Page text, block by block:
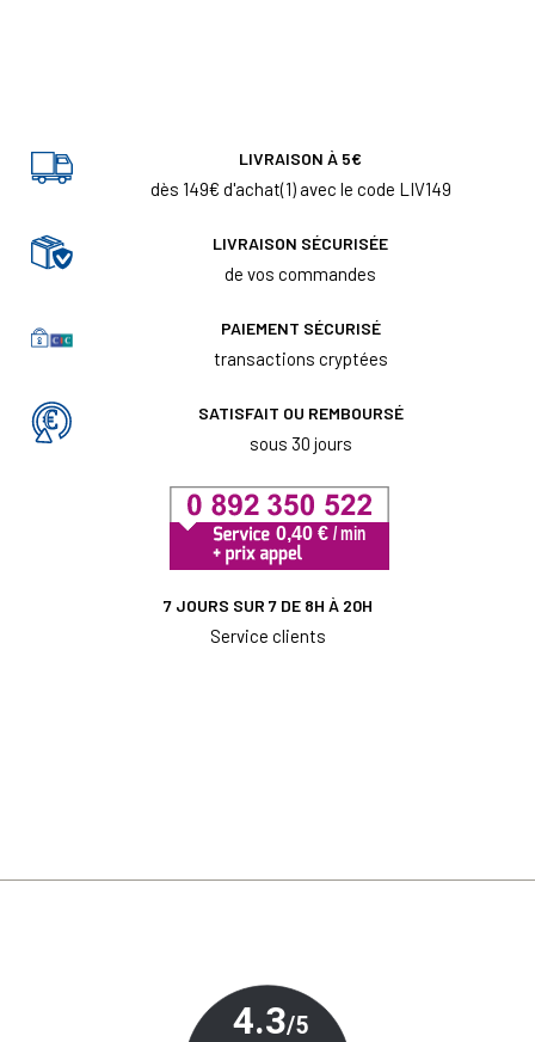
LIVRAISON À 5€
dès 149€ d'achat(1) avec le code LIV149
LIVRAISON SÉCURISÉE
de vos commandes
PAIEMENT SÉCURISÉ
transactions cryptées
SATISFAIT OU REMBOURSÉ
sous 30 jours
7 JOURS SUR 7 DE 8H À 20H
Service clients